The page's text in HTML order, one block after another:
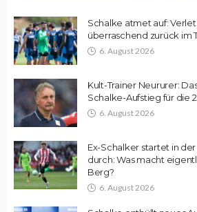
Schalke atmet auf:
überraschend zurück im
6. August 2026
Kult-Trainer Neururer:
Schalke-Aufstieg für die
6. August 2026
Ex-Schalker startet in
durch: Was macht
Berg?
6. August 2026